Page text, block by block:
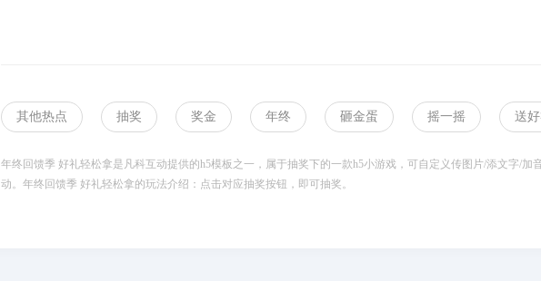
其他热点 抽奖 奖金 年终 砸金蛋 摇一摇 送
年终回馈季 好礼轻松拿是凡科互动提供的h5模板之一，属于抽奖下的一款h5小游戏，可自定义传图片/添文字/加
动。年终回馈季 好礼轻松拿的玩法介绍：点击对应抽奖按钮，即可抽奖。